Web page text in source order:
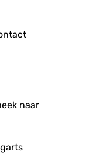
naar